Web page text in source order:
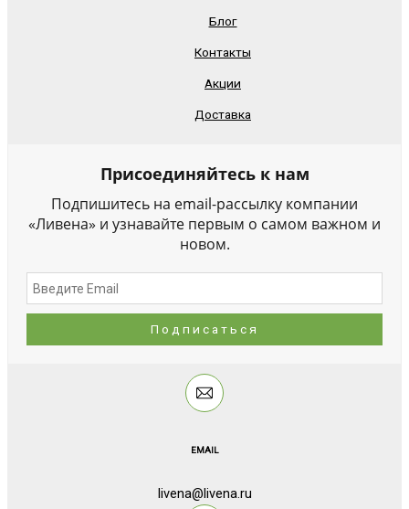
Блог
Контакты
Акции
Доставка
Присоединяйтесь к нам
Подпишитесь на email-рассылку компании
«Ливена» и узнавайте первым о самом важном и
новом.
EMAIL
livena@livena.ru